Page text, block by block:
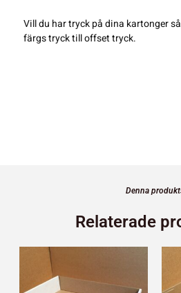
Vill du har tryck på dina kartonger
färgs tryck till offset tryck.
Denna
Relaterade